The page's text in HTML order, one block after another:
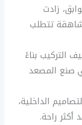
زادت
تتطلب
التركيب بناءً
صنع المصعد
الداخلية،
راحة.